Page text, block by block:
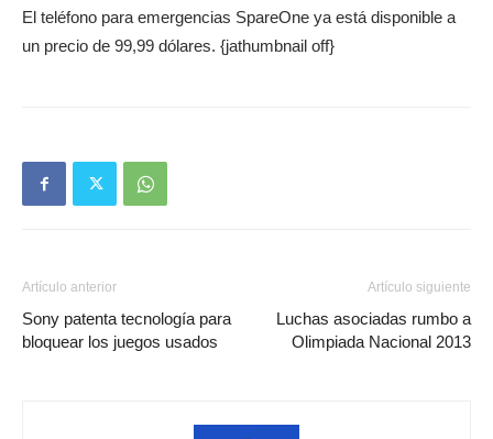
El teléfono para emergencias SpareOne ya está disponible a
un precio de 99,99 dólares. {jathumbnail off}
Artículo anterior
Sony patenta tecnología para
bloquear los juegos usados
Artículo siguiente
Luchas asociadas rumbo a
Olimpiada Nacional 2013